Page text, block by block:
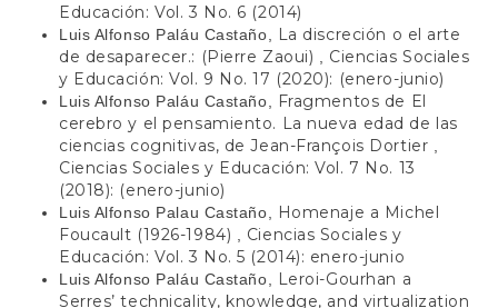
Educación: Vol. 3 No. 6 (2014)
Luis Alfonso Paláu Castaño, La discreción o el arte
de desaparecer.: (Pierre Zaoui) , Ciencias Sociales
y Educación: Vol. 9 No. 17 (2020): (enero-junio)
Luis Alfonso Paláu Castaño, Fragmentos de El
cerebro y el pensamiento. La nueva edad de las
ciencias cognitivas, de Jean-François Dortier ,
Ciencias Sociales y Educación: Vol. 7 No. 13
(2018): (enero-junio)
Luis Alfonso Palau Castaño, Homenaje a Michel
Foucault (1926-1984) , Ciencias Sociales y
Educación: Vol. 3 No. 5 (2014): enero-junio
Luis Alfonso Paláu Castaño, Leroi-Gourhan a
Serres’ technicality, knowledge, and virtualization